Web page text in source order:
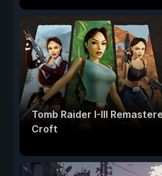
Tomb Raider I-III
Croft